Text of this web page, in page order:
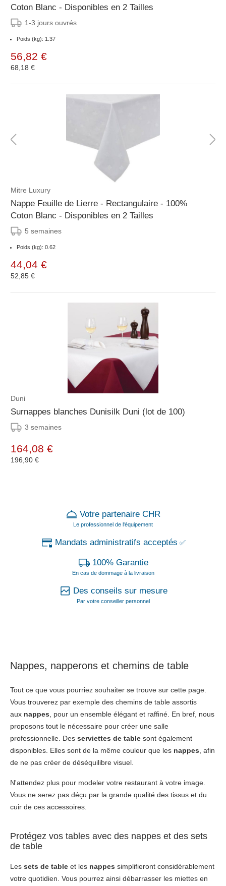
Coton Blanc - Disponibles en 2 Tailles
1-3 jours ouvrés
Poids (kg): 1.37
56,82 €
68,18 €
Mitre Luxury
Nappe Feuille de Lierre - Rectangulaire - 100%
Coton Blanc - Disponibles en 2 Tailles
5 semaines
Poids (kg): 0.62
44,04 €
52,85 €
Duni
Surnappes blanches Dunisilk Duni (lot de 100)
3 semaines
164,08 €
196,90 €
Votre partenaire CHR
Le professionnel de l'équipement
Mandats administratifs acceptés ✅
100% Garantie
En cas de dommage à la livraison
Des conseils sur mesure
Par votre conseiller personnel
Nappes, napperons et chemins de table
Tout ce que vous pourriez souhaiter se trouve sur cette page.
Vous trouverez par exemple des chemins de table assortis
aux nappes, pour un ensemble élégant et raffiné. En bref, nous
proposons tout le nécessaire pour créer une salle
professionnelle. Des serviettes de table sont également
disponibles. Elles sont de la même couleur que les nappes, afin
de ne pas créer de déséquilibre visuel.
N'attendez plus pour modeler votre restaurant à votre image.
Vous ne serez pas déçu par la grande qualité des tissus et du
cuir de ces accessoires.
Protégez vos tables avec des nappes et des sets
de table
Les sets de table et les nappes simplifieront considérablement
votre quotidien. Vous pourrez ainsi débarrasser les miettes en